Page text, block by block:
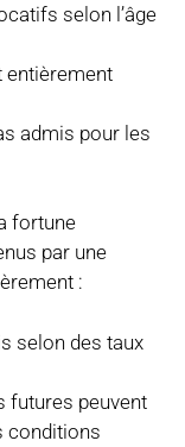
selon l’âge
entièrement
admis pour les
fortune
par une
:
selon des taux
futures peuvent
conditions